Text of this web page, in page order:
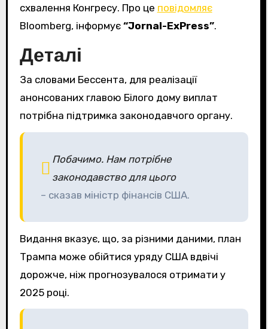
схвалення Конгресу. Про це повідомляє
Bloomberg, інформує “Jornal-ExPress”.
Деталі
За словами Бессента, для реалізації
анонсованих главою Білого дому виплат
потрібна підтримка законодавчого органу.
Побачимо. Нам потрібне
законодавство для цього
– сказав міністр фінансів США.
Видання вказує, що, за різними даними, план
Трампа може обійтися уряду США вдвічі
дорожче, ніж прогнозувалося отримати у
2025 році.